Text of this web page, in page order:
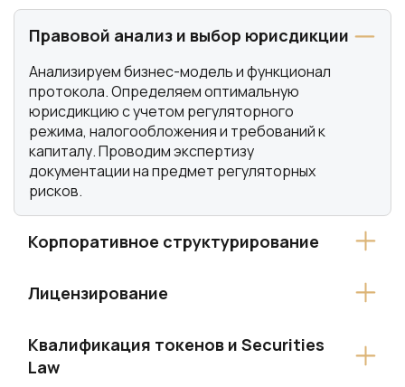
Правовой анализ и выбор юрисдикции
Анализируем бизнес-модель и функционал
протокола. Определяем оптимальную
юрисдикцию с учетом регуляторного
режима, налогообложения и требований к
капиталу. Проводим экспертизу
документации на предмет регуляторных
рисков.
Корпоративное структурирование
Лицензирование
Квалификация токенов и Securities
Law